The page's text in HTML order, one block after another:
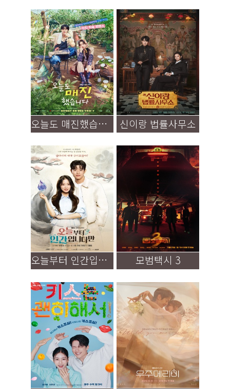
오늘도 매진했습니다 신이랑 법률사무소
오늘부터 인간입니다만 모범택시 3